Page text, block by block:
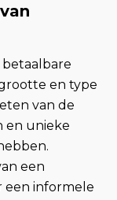
en type
van de
en unieke
een
een informele